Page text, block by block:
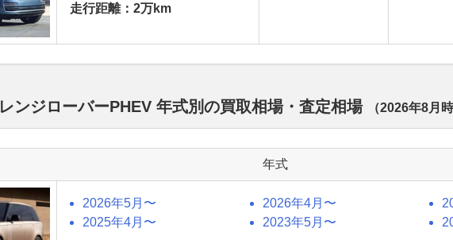
走行距離：2万km
ンジローバーPHEV 年式別の買取相場・査定相場 （2026年8月
年式
2026年5月〜 2026年4月〜
2025年4月〜
2023年5月〜